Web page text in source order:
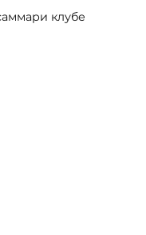
клубе